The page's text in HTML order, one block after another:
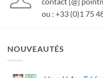
ou : +33 (0)1 75
NOUVEAUTÉS